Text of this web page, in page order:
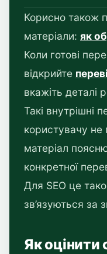
Корисно також
матеріали: як
Коли готові
відкрийте
вкажіть деталі
Такі внутрішні
користувачу не
матеріал
конкретної
Для SEO це
зв’язуються за
Як оцінити